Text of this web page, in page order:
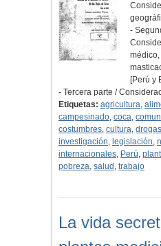
-
[Perú y
- Tercera parte /
Etiquetas: agricultura,
campesinado, coca,
costumbres, cultura, drogas
investigación, legislación,
internacionales, Perú,
pobreza, salud , trabajo
La vida